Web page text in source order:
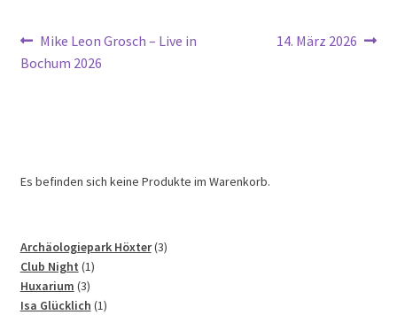
Beitragsnavigation
Vorheriger
Beitrag:
Mike Leon Grosch – Live in
Bochum 2026
Nächster
14. März 2026
Es befinden sich keine Produkte im Warenkorb.
Archäologiepark Höxter 33
Club Night 11
Huxarium 33
Produkte
Isa Glücklich 11